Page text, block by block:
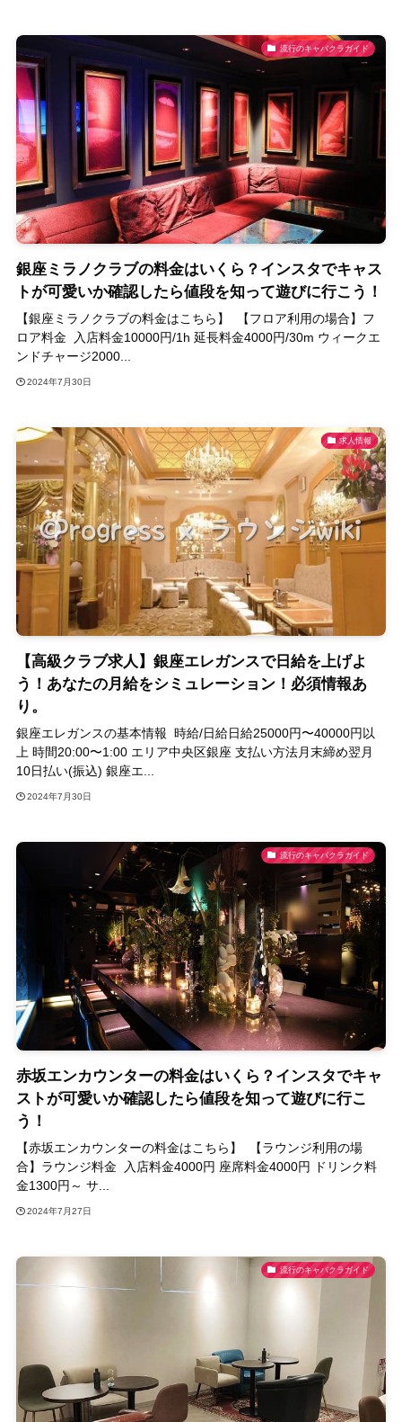
流行のキャバクラガイド
銀座ミラノクラブの料金はいくら？インスタでキャス
トが可愛いか確認したら値段を知って遊びに行こう！
【銀座ミラノクラブの料金はこちら】 【フロア利用の場合】フ
ロア料金 入店料金10000円/1h 延長料金4000円/30m ウィークエ
ンドチャージ2000...
2024年7月30日
求人情報
【高級クラブ求人】銀座エレガンスで日給を上げよ
う！あなたの月給をシミュレーション！必須情報あ
り。
銀座エレガンスの基本情報 時給/日給日給25000円〜40000円以
上 時間20:00〜1:00 エリア中央区銀座 支払い方法月末締め翌月
10日払い(振込) 銀座エ...
2024年7月30日
流行のキャバクラガイド
赤坂エンカウンターの料金はいくら？インスタでキャ
ストが可愛いか確認したら値段を知って遊びに行こ
う！
【赤坂エンカウンターの料金はこちら】 【ラウンジ利用の場
合】ラウンジ料金 入店料金4000円 座席料金4000円 ドリンク料
金1300円～ サ...
2024年7月27日
流行のキャバクラガイド